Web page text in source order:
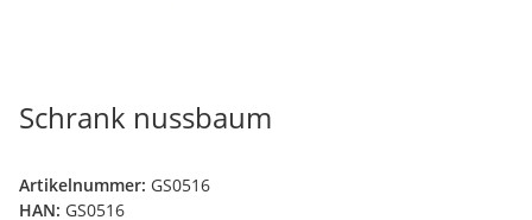
Schrank nussbaum
Artikelnummer: GS0516
HAN: GS0516